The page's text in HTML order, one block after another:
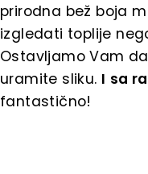
prirodna bež boja
izgledati toplije
Ostavljamo Vam
uramite sliku. I sa
fantastično!